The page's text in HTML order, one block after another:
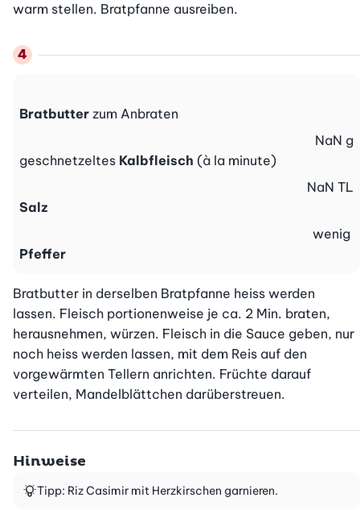
warm stellen. Bratpfanne ausreiben.
Bratbutter zum Anbraten
geschnetzeltes Kalbfleisch (à la minute)
NaN g
Salz
NaN TL
Pfeffer
wenig
Bratbutter in derselben Bratpfanne heiss werden
lassen. Fleisch portionenweise je ca. 2 Min. braten,
herausnehmen, würzen. Fleisch in die Sauce geben, nur
noch heiss werden lassen, mit dem Reis auf den
vorgewärmten Tellern anrichten. Früchte darauf
verteilen, Mandelblättchen darüberstreuen.
Hinweise
Tipp: Riz Casimir mit Herzkirschen garnieren.